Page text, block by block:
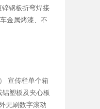
锌钢板折弯焊接
金属烤漆、不
宣传栏单个箱
塑板及夹心板
无刷数字滚动